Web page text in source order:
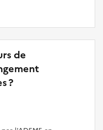
de
?